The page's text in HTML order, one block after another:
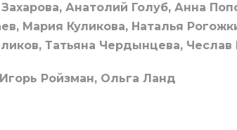
Анатолий Голуб, Анна
Мария Куликова, Наталья
Татьяна Чердынцева, Чеслав
Игорь Ройзман, Ольга Ланд